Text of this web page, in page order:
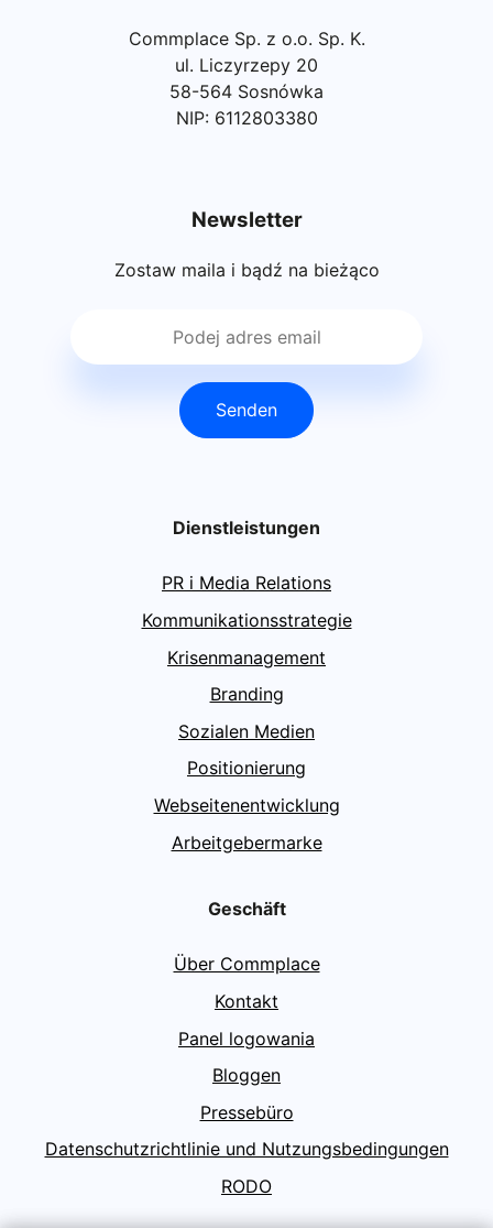
Commplace Sp. z o.o. Sp. K.
ul. Liczyrzepy 20
58-564 Sosnówka
NIP: 6112803380
Newsletter
Zostaw maila i bądź na bieżąco
Senden
Dienstleistungen
PR i Media Relations
Kommunikationsstrategie
Krisenmanagement
Branding
Sozialen Medien
Positionierung
Webseitenentwicklung
Arbeitgebermarke
Geschäft
Über Commplace
Kontakt
Panel logowania
Bloggen
Pressebüro
Datenschutzrichtlinie und Nutzungsbedingungen
RODO